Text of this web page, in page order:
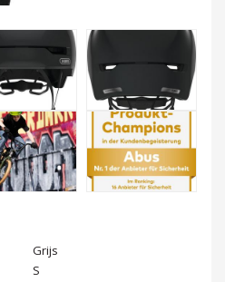
Grijs
S